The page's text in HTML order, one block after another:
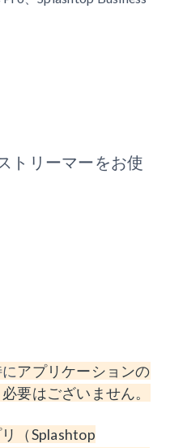
トリーマーをお使
アプリケーションの
要はございません。
（Splashtop